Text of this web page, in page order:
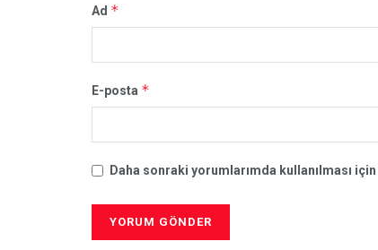
Ad *
E-posta *
Daha sonraki yorumlarımda kullanılması